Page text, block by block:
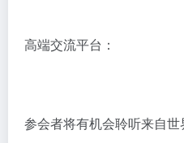
高端交流平台：
参会者将有机会聆听来自